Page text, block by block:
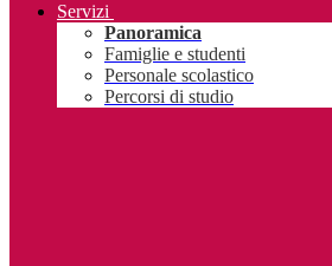
Servizi
Panoramica
Famiglie e studenti
Personale scolastico
Percorsi di studio